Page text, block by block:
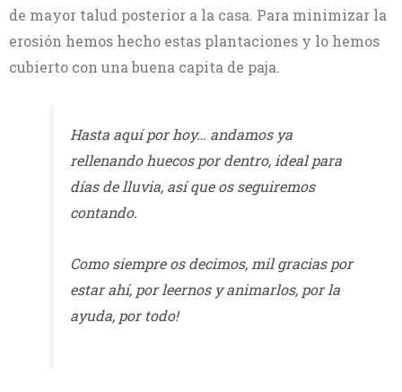
de mayor talud posterior a la casa. Para minimizar la
erosión hemos hecho estas plantaciones y lo hemos
cubierto con una buena capita de paja.
Hasta aquí por hoy… andamos ya
rellenando huecos por dentro, ideal para
días de lluvia, así que os seguiremos
contando.
Como siempre os decimos, mil gracias por
estar ahí, por leernos y animarlos, por la
ayuda, por todo!